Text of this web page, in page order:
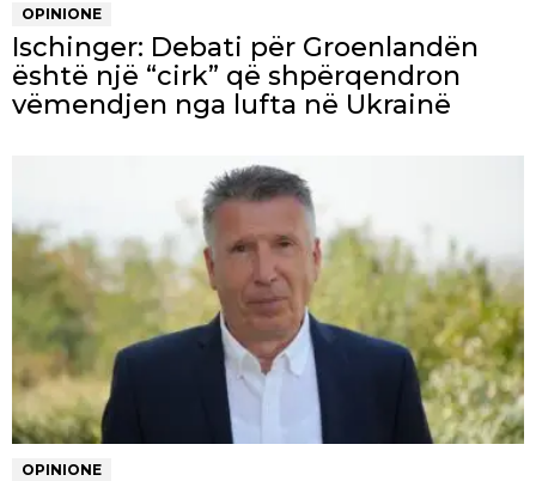
OPINIONE
Ischinger: Debati për Groenlandën
është një “cirk” që shpërqendron
vëmendjen nga lufta në Ukrainë
OPINIONE